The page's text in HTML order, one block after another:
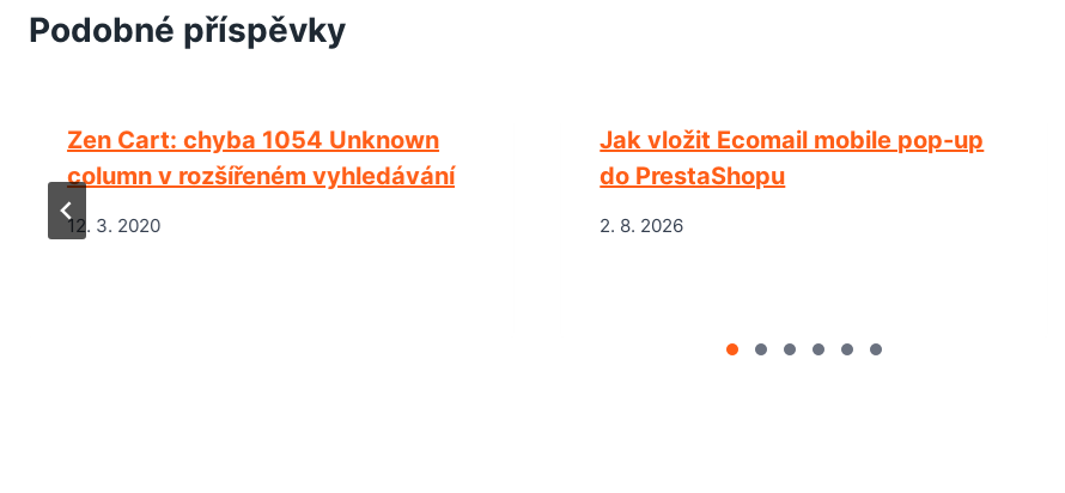
Podobné příspěvky
Zen Cart: chyba 1054 Unknown
column v rozšířeném vyhledávání
12. 3. 2020
Jak vložit Ecomail mobile pop-up
do PrestaShopu
2. 8. 2026